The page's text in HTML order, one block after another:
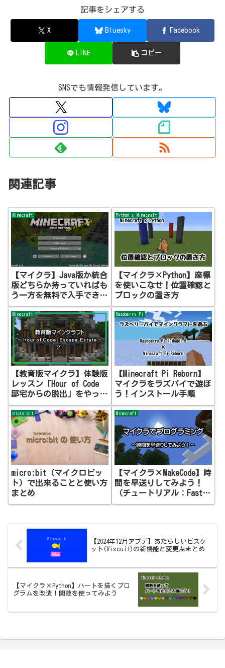
記事をシェアする
X Bluesky Facebook
LINE コピー
SNSでも情報発信しています。
関連記事
Minecraft
【マイクラ】Java版か統合
版どちらか持っていればも
う一方を無料で入手できま
す！
Python x Minecraft
【マイクラ×Python】座標
を使いこなせ！位置確認と
ブロックの置き方
Minecraft
【教育版マイクラ】体験版
レッスン「Hour of Code
邸宅からの脱出」をやって
みた (1)
Raspberry Pi
【Minecraft Pi Reborn】
マイクラをラズパイで遊ぼ
う！インストール手順
micro:bit
micro:bit（マイクロビッ
ト）で出来ることと使い方
まとめ
Minecraft
【マイクラ×MakeCode】時
間を早送りしてみよう！
（チュートリアル：Fast
Forward）
【2024年12月アプデ】あたらしいビスケ
ット(Viscuit)の新機能と変更点まとめ
【マイクラ×Python】ハートを描くプロ
グラムを改造！関数を使ってみよう